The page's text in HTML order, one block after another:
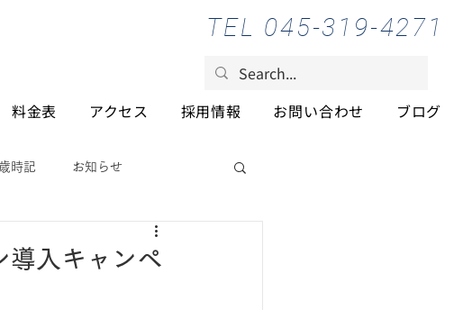
TEL 045-319-4271
料金表 アクセス 採用情報 お問い合わせ ブログ
時記 お知らせ
導入キャンペ